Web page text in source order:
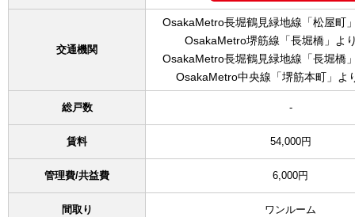
交通機関
OsakaMetro長堀鶴見緑地線「松屋町
OsakaMetro堺筋線「長堀橋」よ
OsakaMetro長堀鶴見緑地線「長堀橋
OsakaMetro中央線「堺筋本町」よ
総戸数 -
賃料 54,000円
管理費/共益費 6,000円
間取り ワンルーム